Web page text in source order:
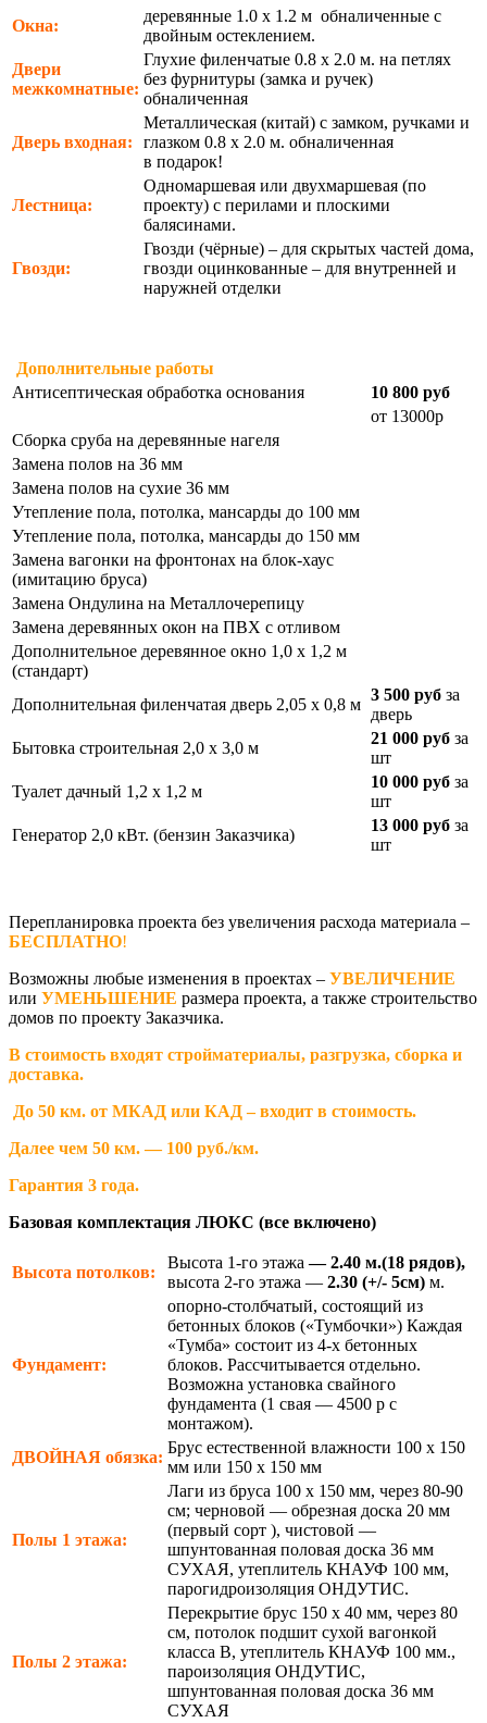
Окна:
деревянные 1.0 х 1.2 м обналиченные с
двойным остеклением.
Двери
межкомнатные:
Глухие филенчатые 0.8 х 2.0 м. на петлях
без фурнитуры (замка и ручек)
обналиченная
Дверь входная:
Металлическая (китай) с замком, ручками и
глазком 0.8 х 2.0 м. обналиченная
в подарок!
Лестница:
Одномаршевая или двухмаршевая (по
проекту) с перилами и плоскими
балясинами.
Гвозди:
Гвозди (чёрные) – для скрытых частей дома,
гвозди оцинкованные – для внутренней и
наружней отделки
Дополнительные работы
Антисептическая обработка основания
10 800 руб
от 13000р
Сборка сруба на деревянные нагеля
Замена полов на 36 мм
Замена полов на сухие 36 мм
Утепление пола, потолка, мансарды до 100 мм
Утепление пола, потолка, мансарды до 150 мм
Замена вагонки на фронтонах на блок-хаус
(имитацию бруса)
Замена Ондулина на Металлочерепицу
Замена деревянных окон на ПВХ с отливом
Дополнительное деревянное окно 1,0 х 1,2 м
(стандарт)
Дополнительная филенчатая дверь 2,05 х 0,8 м
3 500 руб за
дверь
Бытовка строительная 2,0 х 3,0 м
21 000 руб за
шт
Туалет дачный 1,2 х 1,2 м
10 000 руб за
шт
Генератор 2,0 кВт. (бензин Заказчика)
13 000 руб за
шт
Перепланировка проекта без увеличения расхода материала –
БЕСПЛАТНО!
Возможны любые изменения в проектах – УВЕЛИЧЕНИЕ
или УМЕНЬШЕНИЕ размера проекта, а также строительство
домов по проекту Заказчика.
В стоимость входят стройматериалы, разгрузка, сборка и
доставка.
До 50 км. от МКАД или КАД – входит в стоимость.
Далее чем 50 км. — 100 руб./км.
Гарантия 3 года.
Базовая комплектация ЛЮКС (все включено)
Высота потолков:
Высота 1-го этажа— 2.40 м.(18 рядов),
высота 2-го этажа — 2.30 (+/- 5см) м.
Фундамент:
опорно-столбчатый, состоящий из
бетонных блоков («Тумбочки») Каждая
«Тумба» состоит из 4-х бетонных
блоков. Рассчитывается отдельно.
Возможна установка свайного
фундамента (1 свая — 4500 р с
монтажом).
ДВОЙНАЯ обязка:
Брус естественной влажности 100 х 150
мм или 150 х 150 мм
Полы 1 этажа:
Лаги из бруса 100 х 150 мм, через 80-90
см; черновой — обрезная доска 20 мм
(первый сорт ), чистовой —
шпунтованная половая доска 36 мм
СУХАЯ, утеплитель КНАУФ 100 мм,
парогидроизоляция ОНДУТИС.
Полы 2 этажа:
Перекрытие брус 150 х 40 мм, через 80
см, потолок подшит сухой вагонкой
класса В, утеплитель КНАУФ 100 мм.,
пароизоляция ОНДУТИС,
шпунтованная половая доска 36 мм
СУХАЯ